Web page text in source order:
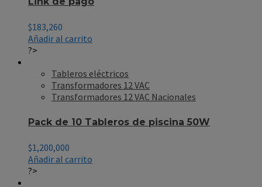
$183,260
Añadir al carrito
?>
Tableros eléctricos
Transformadores 12 VAC
Transformadores 12 VAC Nacionales
Pack de 10 Tableros de piscina 50W
$1,200,000
Añadir al carrito
?>